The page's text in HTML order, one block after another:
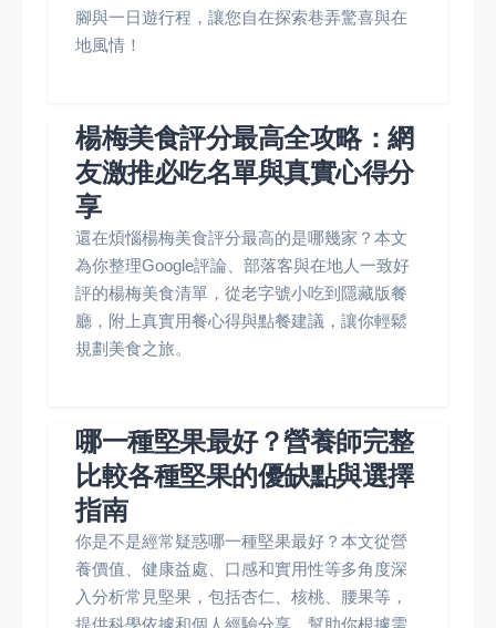
腳與一日遊行程，讓您自在探索巷弄驚喜與在
地風情！
楊梅美食評分最高全攻略：網
友激推必吃名單與真實心得分
享
還在煩惱楊梅美食評分最高的是哪幾家？本文
為你整理Google評論、部落客與在地人一致好
評的楊梅美食清單，從老字號小吃到隱藏版餐
廳，附上真實用餐心得與點餐建議，讓你輕鬆
規劃美食之旅。
哪一種堅果最好？營養師完整
比較各種堅果的優缺點與選擇
指南
你是不是經常疑惑哪一種堅果最好？本文從營
養價值、健康益處、口感和實用性等多角度深
入分析常見堅果，包括杏仁、核桃、腰果等，
提供科學依據和個人經驗分享，幫助你根據需